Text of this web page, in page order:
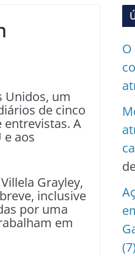
Unidos, um
de cinco
A
aos
Grayley,
inclusive
por uma
em
(7)